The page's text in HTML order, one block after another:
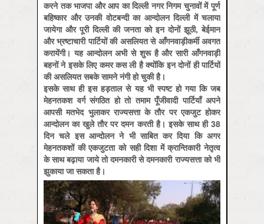
करने तक भाजपा और आप का दिल्ली नगर निगम चुनावों में पूर्ण
बहिष्कार और उनकी वोटबन्दी का आन्दोलन दिल्ली में चलाया
जायेगा और पूरी दिल्ली की जनता को इन दोनों झूठी, बेईमान
और भ्रष्टाचारी पार्टियों की असलियत से आँगनवाड़ीकर्मी अवगत
करायेंगी। यह आन्दोलन अभी से शुरू है और सारी आँगनवाड़ी
बहनों ने इसके लिए कमर कस ली है क्योंकि इन दोनों ही पार्टियों
की असलियत सबके सामने नंगी हो चुकी है।
इसके साथ ही इस हड़ताल से यह भी स्पष्ट हो गया कि जब
मेहनतकश वर्ग संगठित हो तो तमाम पूँजीवादी पार्टियाँ अपने
आपसी मतभेद भुलाकर राज्यसत्ता के तौर पर एकजुट होकर
आन्दोलन का खुले तौर पर दमन करती है। इसके साथ ही 38
दिन चले इस आन्दोलन ने भी साबित कर दिया कि अगर
मेहनतकशों की एकजुटता को सही दिशा में क्रान्तिकारी नेतृत्व
के साथ बढ़ाया जाये तो दमनकारी से दमनकारी राज्यसत्ता को भी
झुकाया जा सकता है।